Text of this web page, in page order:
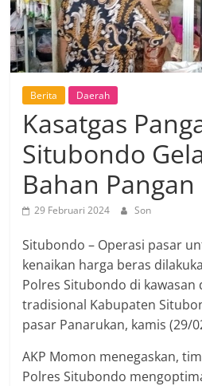
Berita Daerah
Kasatgas
Situbondo
Bahan Pangan
29 Februari 2024 Son
Situbondo – Operasi pasar
kenaikan harga beras
Polres Situbondo di kawasan
tradisional Kabupaten
pasar Panarukan, kamis (29/
AKP Momon menegaskan,
Polres Situbondo